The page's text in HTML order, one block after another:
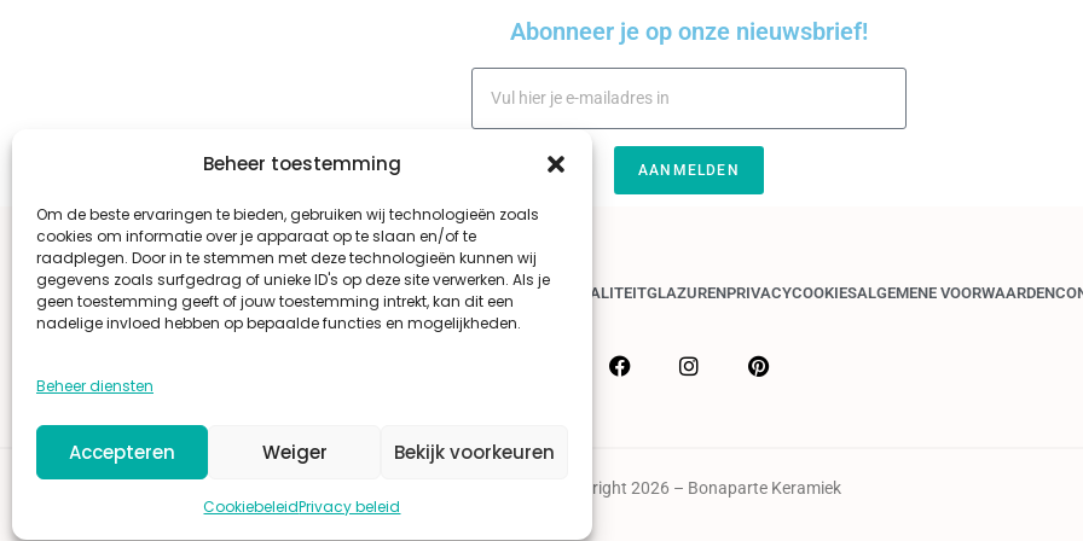
Beheer toestemming
Om de beste ervaringen te bieden, gebruiken wij technologieën zoals
cookies om informatie over je apparaat op te slaan en/of te
raadplegen. Door in te stemmen met deze technologieën kunnen wij
gegevens zoals surfgedrag of unieke ID's op deze site verwerken. Als je
geen toestemming geeft of jouw toestemming intrekt, kan dit een
nadelige invloed hebben op bepaalde functies en mogelijkheden.
Beheer diensten
Accepteren Weiger Bekijk voorkeuren
CookiebeleidPrivacy beleid
Abonneer je op onze nieuwsbrief!
AANMELDEN
A
l
t
e
r
i
WINKEL OVER ONS BESTELLEN EN BEZORGEN KWALITEITGLAZURENPRIVACYCOOKIESALGEMENE VOORWAARDEN
© Copyright 2026 – Bonaparte Keramiek